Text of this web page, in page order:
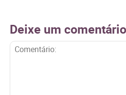
Deixe um comentário